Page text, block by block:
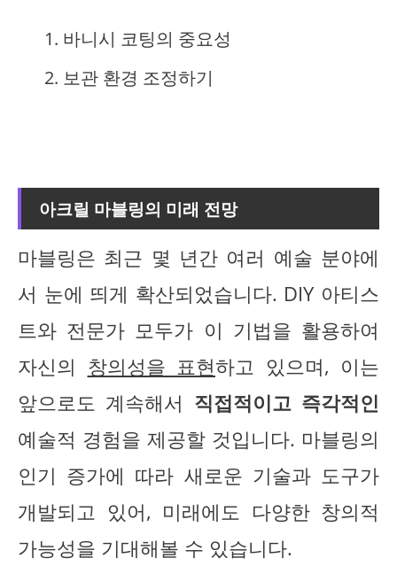
바니시 코팅의 중요성
보관 환경 조정하기
아크릴 마블링의 미래 전망
마블링은 최근 몇 년간 여러 예술 분야에
서 눈에 띄게 확산되었습니다. DIY 아티스
트와 전문가 모두가 이 기법을 활용하여
자신의 창의성을 표현하고 있으며, 이는
앞으로도 계속해서 직접적이고 즉각적인
예술적 경험을 제공할 것입니다. 마블링의
인기 증가에 따라 새로운 기술과 도구가
개발되고 있어, 미래에도 다양한 창의적
가능성을 기대해볼 수 있습니다.